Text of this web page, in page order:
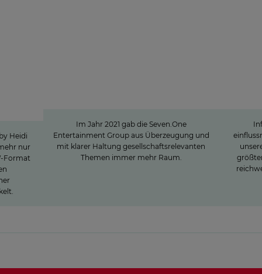
Heidi
nur
Format
Im Jahr 2021 gab die Seven.One
Entertainment Group aus Überzeugung und
mit klarer Haltung gesellschaftsrelevanten
Themen immer mehr Raum.